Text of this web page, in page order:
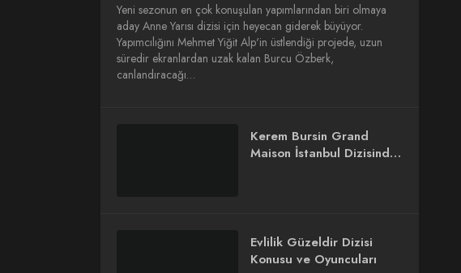
Yeni sezonun en çok konuşulan yapımlarından biri olmaya
aday Anne Yarısı dizisi için heyecan giderek büyüyor.
Yapımcılığını Mehmet Yiğit Alp'in üstlendiği projede, uzun
süredir ekranlardan uzak kalan Burcu Özberk,
canlandıracağı…
Kerem Bursin Grand
Maison İstanbul Dizisinde
Evlilik Güzeldir Dizisi
Konusu ve Oyuncuları